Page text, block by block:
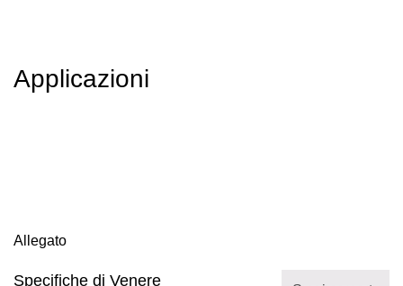
Applicazioni
Allegato
Specifiche di Venere